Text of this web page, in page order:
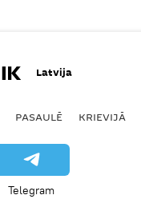
Latvija
PASAULĒ KRIEVIJĀ
Telegram